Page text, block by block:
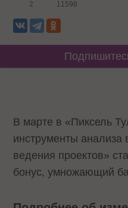
2 11598
В марте в «Пиксель
инструменты
ведения проектов»
бонус, умножающий